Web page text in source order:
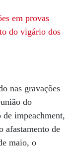
em provas
do vigário dos
nas gravações
do
de impeachment,
afastamento de
maio, o